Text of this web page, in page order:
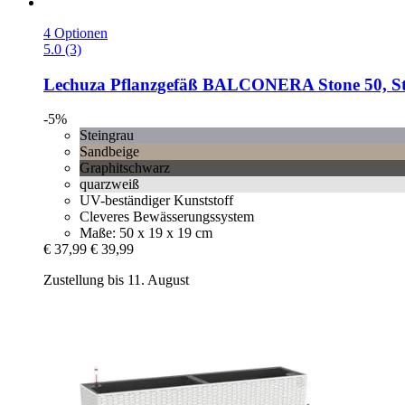
4 Optionen
5.0 (3)
Lechuza Pflanzgefäß BALCONERA Stone 50,
-5%
Steingrau
Sandbeige
Graphitschwarz
quarzweiß
UV-beständiger Kunststoff
Cleveres Bewässerungssystem
Maße: 50 x 19 x 19 cm
€ 37,99 € 39,99
Zustellung bis 11. August